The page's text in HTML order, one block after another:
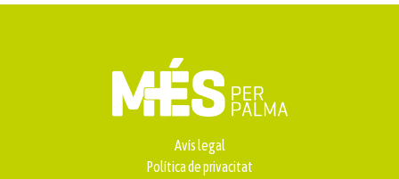
Avís legal
Política de privacitat